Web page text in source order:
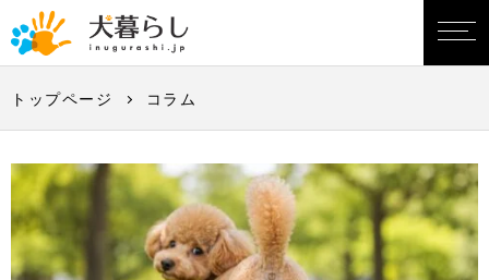
トップページ コラム